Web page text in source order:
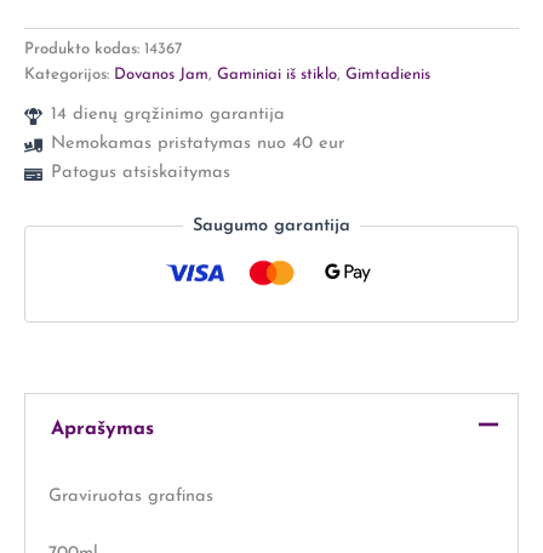
Produkto kodas: 14367
Kategorijos: Dovanos Jam, Gaminiai iš stiklo, Gimtadienis
14 dienų grąžinimo garantija
Nemokamas pristatymas nuo 40 eur
Patogus atsiskaitymas
Saugumo garantija
Aprašymas
Graviruotas grafinas